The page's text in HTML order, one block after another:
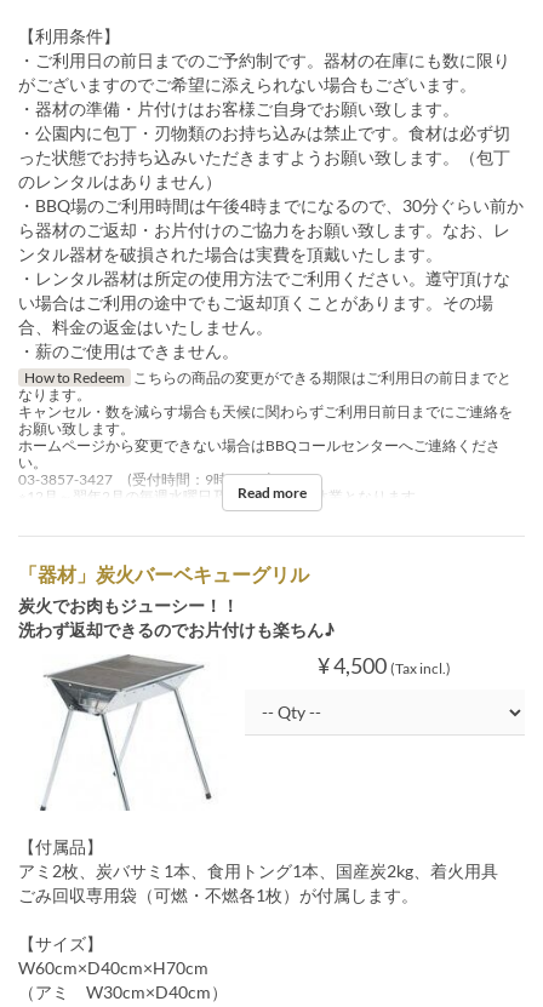
【利用条件】
・ご利用日の前日までのご予約制です。器材の在庫にも数に限り
がございますのでご希望に添えられない場合もございます。
・器材の準備・片付けはお客様ご自身でお願い致します。
・公園内に包丁・刃物類のお持ち込みは禁止です。食材は必ず切
った状態でお持ち込みいただきますようお願い致します。（包丁
のレンタルはありません）
・BBQ場のご利用時間は午後4時までになるので、30分ぐらい前か
ら器材のご返却・お片付けのご協力をお願い致します。なお、レ
ンタル器材を破損された場合は実費を頂戴いたします。
・レンタル器材は所定の使用方法でご利用ください。遵守頂けな
い場合はご利用の途中でもご返却頂くことがあります。その場
合、料金の返金はいたしません。
・薪のご使用はできません。
How to Redeem こちらの商品の変更ができる期限はご利用日の前日までと
なります。
キャンセル・数を減らす場合も天候に関わらずご利用日前日までにご連絡を
お願い致します。
ホームページから変更できない場合はBBQコールセンターへご連絡くださ
い。
03-3857-3427 (受付時間：9時～17時）
※12月～翌年2月の毎週水曜日及び年末年始は休業となります
Read more
「器材」炭火バーベキューグリル
炭火でお肉もジューシー！！
洗わず返却できるのでお片付けも楽ちん♪
¥ 4,500 (Tax incl.)
【付属品】
アミ2枚、炭バサミ1本、食用トング1本、国産炭2kg、着火用具
ごみ回収専用袋（可燃・不燃各1枚）が付属します。
【サイズ】
W60cm×D40cm×H70cm
（アミ W30cm×D40cm）